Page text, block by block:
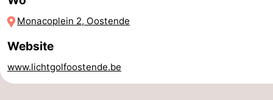
Ypern
Die
Küste
-
Natur
-
Monacoplein 2, Oostende
Website
www.lichtgolfoostende.be